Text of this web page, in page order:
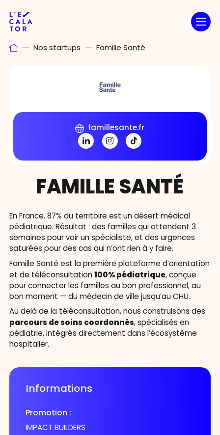
contenu
Nos startups
Famille Santé
famillesante.fr
FAMILLE SANTÉ
En France, 87% du territoire est un désert médical
pédiatrique. Résultat : des familles qui attendent 3
semaines pour voir un spécialiste, et des urgences
saturées pour des cas qui n’ont rien à y faire.
Famille Santé est la première plateforme d’orientation
et de téléconsultation100% pédiatrique, conçue
pour connecter les familles au bon professionnel, au
bon moment — du médecin de ville jusqu’au CHU.
Au delà de la téléconsultation, nous construisons des
parcours de soins coordonnés, spécialisés en
pédiatrie, intégrés directement dans l’écosystème
hospitalier.
Informations
Promotion :
IMPACT BUILDERS